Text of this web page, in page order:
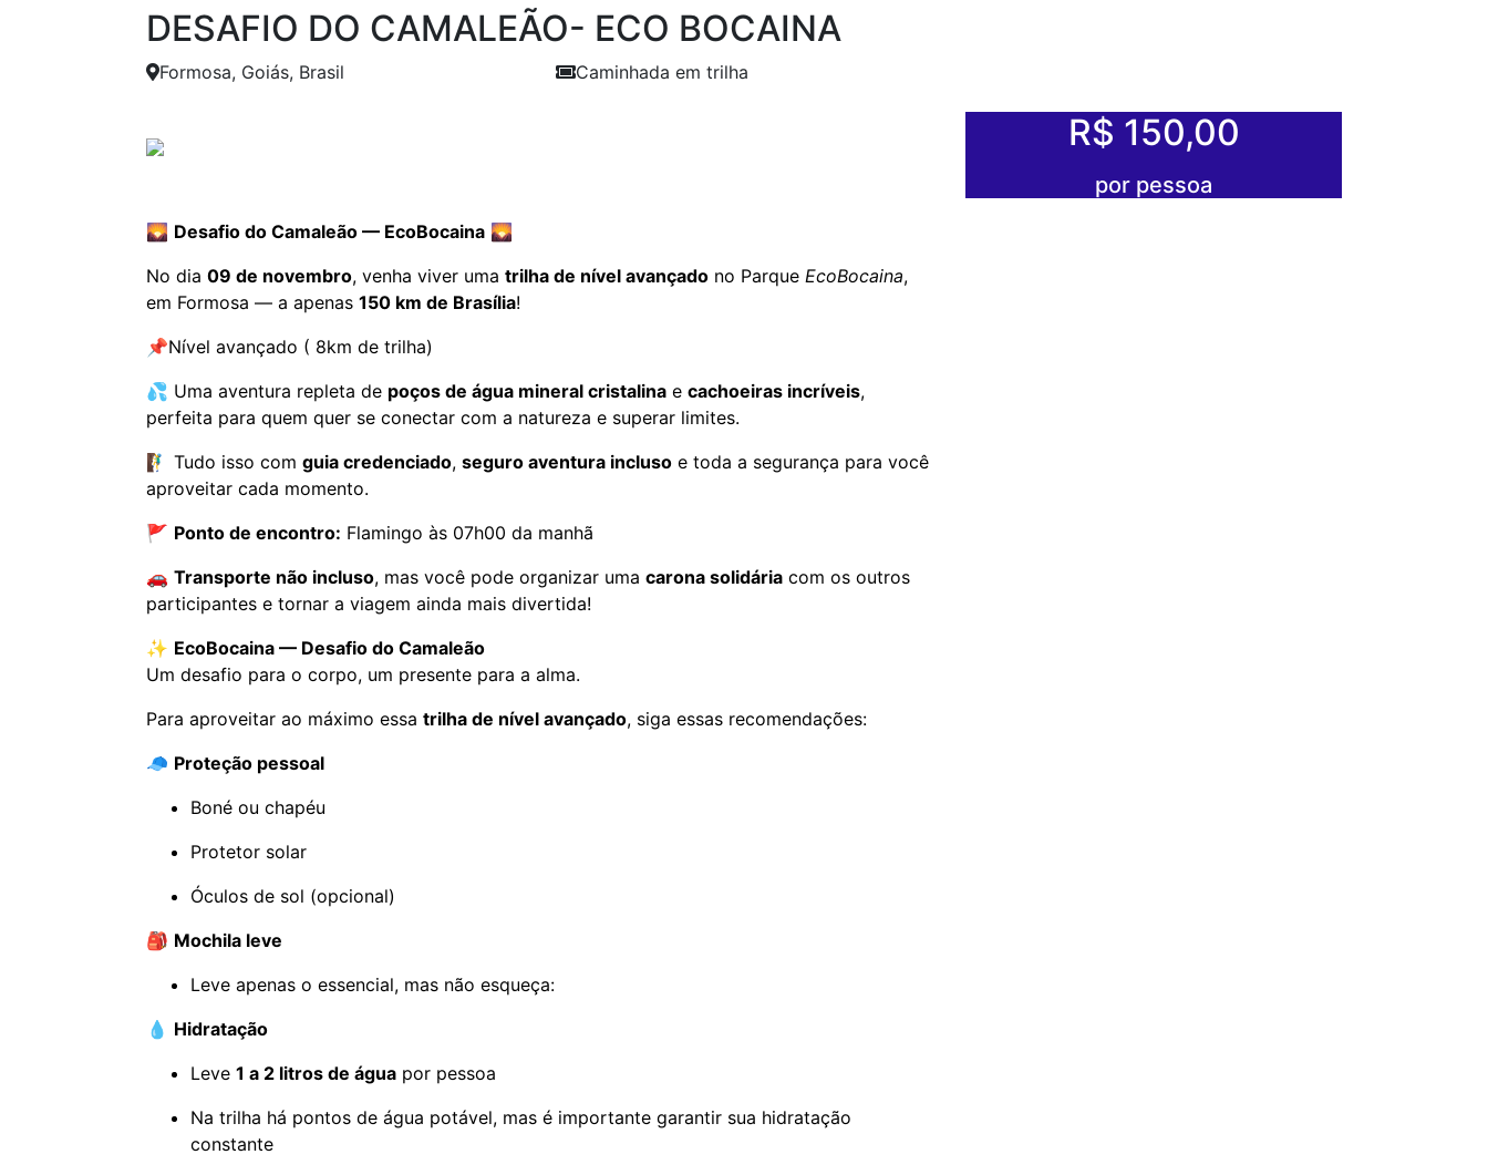
DESAFIO DO CAMALEÃO- ECO BOCAINA
Formosa, Goiás, Brasil Caminhada em trilha
🌄 Desafio do Camaleão — EcoBocaina 🌄
No dia 09 de novembro, venha viver uma trilha de nível avançado no Parque EcoBocaina,
em Formosa — a apenas 150 km de Brasília!
📌Nível avançado ( 8km de trilha)
💦 Uma aventura repleta de poços de água mineral cristalina e cachoeiras incríveis,
perfeita para quem quer se conectar com a natureza e superar limites.
🧗‍♂️ Tudo isso com guia credenciado, seguro aventura incluso e toda a segurança para você
aproveitar cada momento.
🚩 Ponto de encontro: Flamingo às 07h00 da manhã
🚗 Transporte não incluso, mas você pode organizar uma carona solidária com os outros
participantes e tornar a viagem ainda mais divertida!
✨ EcoBocaina — Desafio do Camaleão
Um desafio para o corpo, um presente para a alma.
Para aproveitar ao máximo essa trilha de nível avançado, siga essas recomendações:
🧢 Proteção pessoal
Boné ou chapéu
Protetor solar
Óculos de sol (opcional)
🎒 Mochila leve
Leve apenas o essencial, mas não esqueça:
💧 Hidratação
Leve 1 a 2 litros de água por pessoa
Na trilha há pontos de água potável, mas é importante garantir sua hidratação
constante
R$ 150,00
por pessoa